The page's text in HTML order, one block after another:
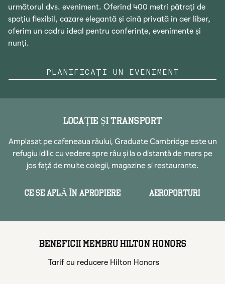
următorul dvs. eveniment. Oferind 400 metri pătrați de
spațiu flexibil, cazare elegantă și cină privată în aer liber,
oferim un cadru ideal pentru conferințe, evenimente și
nunți.
PLANIFICAȚI UN EVENIMENT
LOCAȚIE ȘI TRANSPORT
Amplasat pe cafeneaua râului, Graduate Cambridge este un
refugiu idilic cu vedere spre râu și la o distanță de mers pe
jos față de multe colegii, magazine și restaurante.
CE SE AFLĂ ÎN APROPIERE AEROPORTURI
BENEFICII MEMBRU HILTON HONORS
Tarif cu reducere Hilton Honors